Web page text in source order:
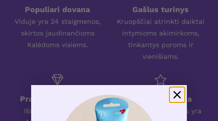
Populiari dovana
Viduje yra 24 staigmenos,
skirtos jaudinančioms
Kalėdoms visiems.
Gašlus turinys
Kruopščiai atrinkti daiktai
intymioms akimirkoms,
tinkantys poroms ir
vienišiams.
Prabangus dizainas
Išskirtinė pakuotė ir
Prieinama kaina
Advento kalendorius yra